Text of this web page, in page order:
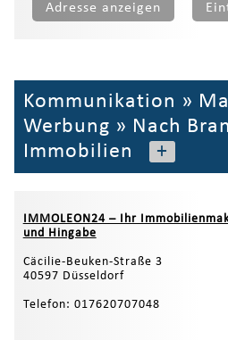
Adresse anzeigen
Kommunikation »
Werbung » Nach
Immobilien
+
IMMOLEON24 – Ihr
und Hingabe
Cäcilie‑Beuken‑Straße 3
40597 Düsseldorf
Telefon: 017620707048